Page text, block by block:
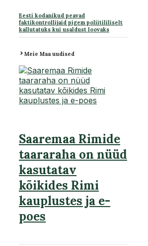
Eesti kodanikud peavad
faktikontrollijaid pigem poliitililiselt
kallutatuks kui usaldust loovaks
Meie Maa uudised
Saaremaa Rimide
taararaha on nüüd
kasutatav
kõikides Rimi
kauplustes ja e-
poes